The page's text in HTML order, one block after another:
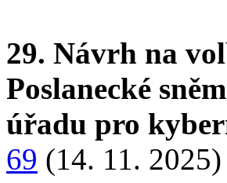
29. Návrh na
Poslanecké
úřadu pro
69 (14. 11. 2025)